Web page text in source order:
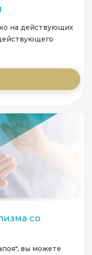
на действующих
со
вы можете